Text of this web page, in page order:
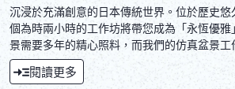
沉浸於充滿創意的日本傳統世界。位於歷史
個為時兩小時的工作坊將帶您成為「永恆優
景需要多年的精心照料，而我們的仿真盆景
中就能捕捉到同樣的審美之美——創作出一件
驗豐富的導師指導下，您將使用專業級材料，
閱讀更多